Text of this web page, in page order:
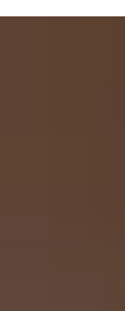
れまでの関ヶ